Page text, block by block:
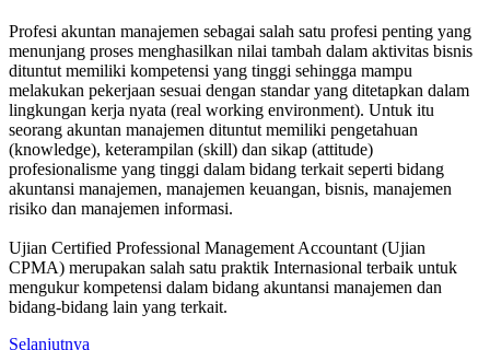
Profesi akuntan manajemen sebagai salah satu profesi penting yang
menunjang proses menghasilkan nilai tambah dalam aktivitas bisnis
dituntut memiliki kompetensi yang tinggi sehingga mampu
melakukan pekerjaan sesuai dengan standar yang ditetapkan dalam
lingkungan kerja nyata (real working environment). Untuk itu
seorang akuntan manajemen dituntut memiliki pengetahuan
(knowledge), keterampilan (skill) dan sikap (attitude)
profesionalisme yang tinggi dalam bidang terkait seperti bidang
akuntansi manajemen, manajemen keuangan, bisnis, manajemen
risiko dan manajemen informasi.
Ujian Certified Professional Management Accountant (Ujian
CPMA) merupakan salah satu praktik Internasional terbaik untuk
mengukur kompetensi dalam bidang akuntansi manajemen dan
bidang-bidang lain yang terkait.
Selanjutnya